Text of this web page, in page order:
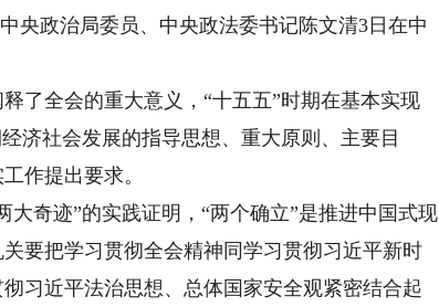
央政治局委员、中央政法委书记陈文清3日在中
全会的重大意义，“十五五”时期在基本实现
济社会发展的指导思想、重大原则、主要目
作提出要求。
奇迹”的实践证明，“两个确立”是推进中国式现
要把学习贯彻全会精神同学习贯彻习近平新时
习近平法治思想、总体国家安全观紧密结合起